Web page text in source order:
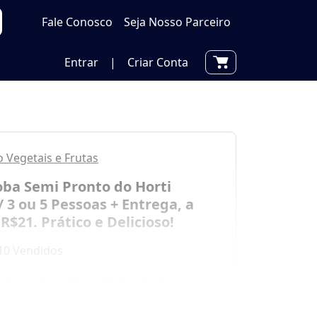
Fale Conosco Seja Nosso Parceiro
Entrar | Criar Conta
Vegetais e Frutas
Semi Pronto do Horti
ou 5 Pessoas + Entrega, a
Prático e Delicioso!